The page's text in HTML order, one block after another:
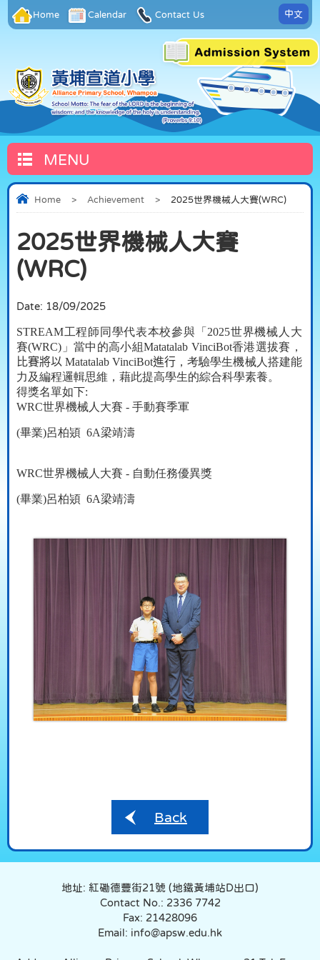
Home Calendar Contact Us 中文
MENU
Home > Achievement > 2025世界機械人大賽(WRC)
2025世界機械人大賽
(WRC)
Date: 18/09/2025
STREAM工程師同學代表本校參與「 2025世界機械人大
賽(WRC) 」當中的高小組Matatalab VinciBot香港選拔賽，
比賽將以 Matatalab VinciBot進行 ，考驗學生機械人搭建能
力及編程邏輯思維，藉此提高學生的綜合科學素養。
得獎名單如下:
WRC世界機械人大賽 - 手動賽季軍
(畢業)呂柏熲 6A梁靖濤
WRC世界機械人大賽 - 自動任務優異獎
(畢業)呂柏熲 6A梁靖濤
Back
地址: 紅磡德豐街21號 (地鐵黃埔站D出口)
Contact No.: 2336 7742
Fax: 21428096
Email: info@apsw.edu.hk